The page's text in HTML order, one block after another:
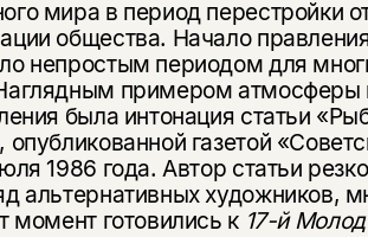
мира в период перестройки
общества. Начало
непростым периодом для
примером атмосферы
была интонация статьи
газетой
1986 года. Автор статьи резко
альтернативных художников,
момент готовились к 17-й